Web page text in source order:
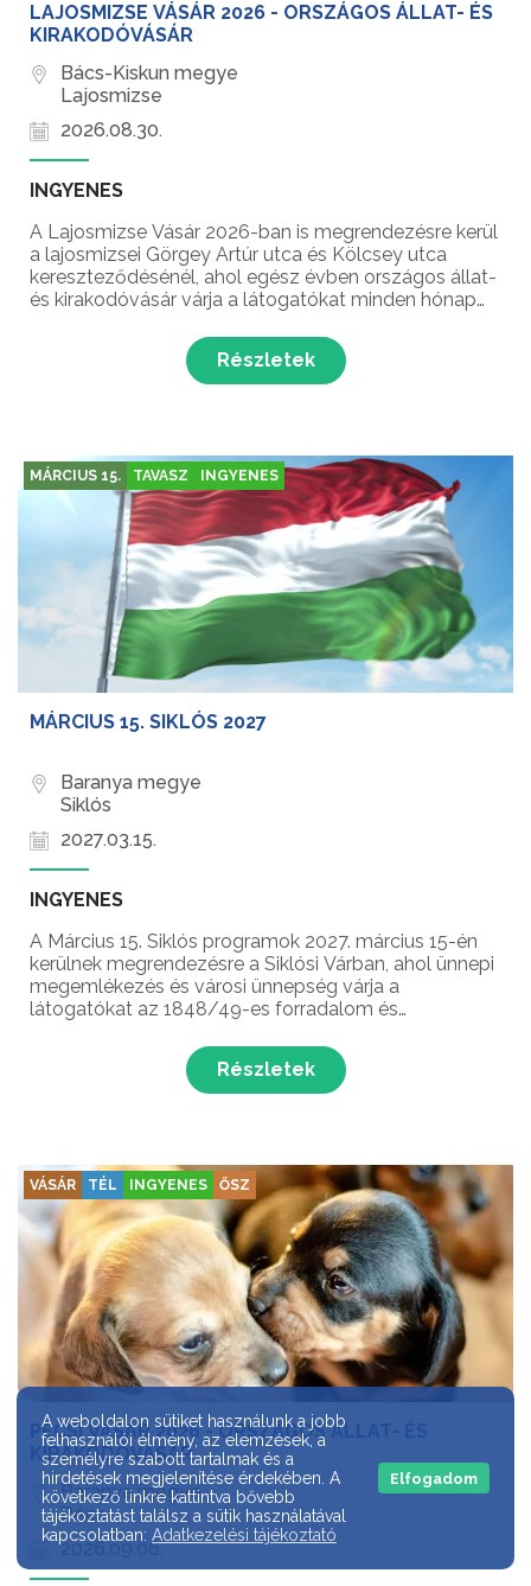
LAJOSMIZSE VÁSÁR 2026 - ORSZÁGOS ÁLLAT- ÉS
KIRAKODÓVÁSÁR
Bács-Kiskun megye
Lajosmizse
2026.08.30.
INGYENES
A Lajosmizse Vásár 2026-ban is megrendezésre kerül
a lajosmizsei Görgey Artúr utca és Kölcsey utca
kereszteződésénél, ahol egész évben országos állat-
és kirakodóvásár várja a látogatókat minden hónap
Részletek
MÁRCIUS 15. TAVASZ INGYENES
MÁRCIUS 15. SIKLÓS 2027
Baranya megye
Siklós
2027.03.15.
INGYENES
A Március 15. Siklós programok 2027. március 15-én
kerülnek megrendezésre a Siklósi Várban, ahol ünnepi
megemlékezés és városi ünnepség várja a
látogatókat az 1848/49-es forradalom és
Részletek
VÁSÁR TÉL INGYENES ŐSZ
PÉCSI VÁSÁR 2026 - ORSZÁGOS ÁLLAT- ÉS
KIRAKODÓVÁSÁR
Baranya megye
Pécs
2026.09.06.
A weboldalon sütiket használunk a jobb
felhasználói élmény, az elemzések, a
személyre szabott tartalmak és a
hirdetések megjelenítése érdekében. A
következő linkre kattintva bővebb
tájékoztatást találsz a sütik használatával
kapcsolatban: Adatkezelési tájékoztató
Elfogadom